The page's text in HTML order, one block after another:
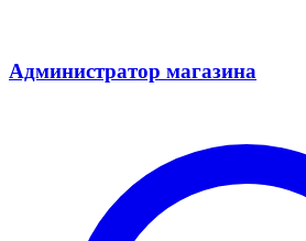
Администратор магазина